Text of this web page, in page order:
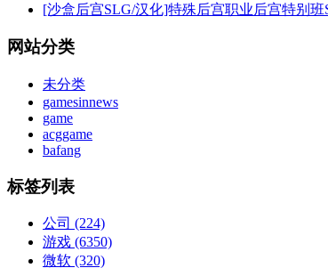
[沙盒后宫SLG/汉化]特殊后宫职业后宫特别班
网站分类
未分类
gamesinnews
game
acggame
bafang
标签列表
公司 (224)
游戏 (6350)
微软 (320)